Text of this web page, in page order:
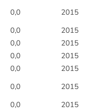
0,0
2015
0,0
2015
0,0
2015
0,0
2015
0,0
2015
0,0
2015
0,0
2015